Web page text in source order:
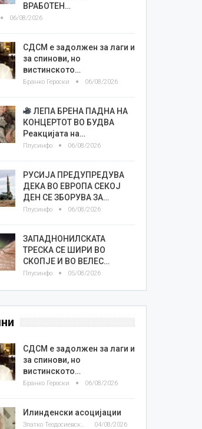
ВРАБОТЕН…
06/08/2026
СДСМ е задолжен за лаги и
за спинови, но
вистинското…
Бранко Героски 06/08/2026
ЛЕПА БРЕНА ПАДНА НА
КОНЦЕРТОТ ВО БУДВА
Реакцијата на…
Плусинфо 06/08/2026
РУСИЈА ПРЕДУПРЕДУВА
ДЕКА ВО ЕВРОПА СЕКОЈ
ДЕН СЕ ЗБОРУВА ЗА…
Плусинфо 06/08/2026
ЗАПАДНОНИЛСКАТА
ТРЕСКА СЕ ШИРИ ВО
СКОПЈЕ И ВО ВЕЛЕС…
Плусинфо 05/08/2026
СДСМ е задолжен за лаги и
за спинови, но
вистинското…
Бранко Героски 06/08/2026
Илинденски асоцијации
Златко Теодосиевски 04/08/2026